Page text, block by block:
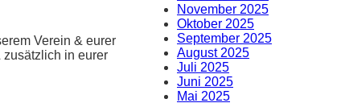
Verein & eurer
zusätzlich in eurer
November 2025
Oktober 2025
September 2025
August 2025
Juli 2025
Juni 2025
Mai 2025